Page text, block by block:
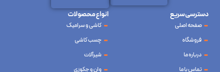
دسترسی سریع
صفحه اصلی
فروشگاه
درباره ما
تماس با ما
انواع محصولات
کاشی و سرامیک
چسب کاشی
شیرآلات
وان و جکوزی